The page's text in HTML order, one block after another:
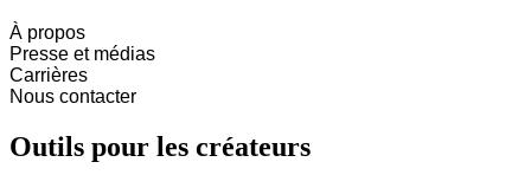
À propos
Presse et médias
Carrières
Nous contacter
Outils pour les créateurs